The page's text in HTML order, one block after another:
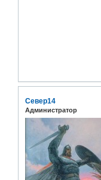
Север14
Администратор